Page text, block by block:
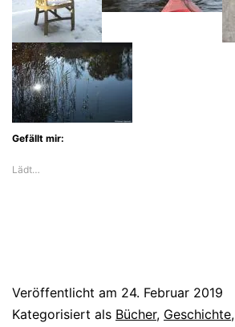
Erinnerungen
von
Rolf
Henrich
Gefällt mir:
Lädt…
Veröffentlicht am 24. Februar 2019
Kategorisiert als Bücher, Geschichte,